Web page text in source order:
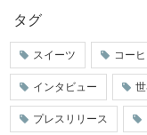
タグ
スイーツ コー
インタビュー
プレスリリース